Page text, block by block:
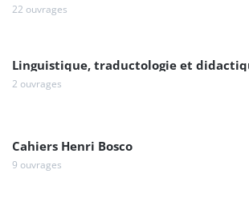
22 ouvrages
Linguistique, traductologie et
2 ouvrages
Cahiers Henri Bosco
9 ouvrages